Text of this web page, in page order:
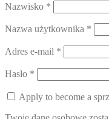
Nazwisko *
Nazwa użytkownika *
Adres e-mail *
Hasło *
Apply to become a